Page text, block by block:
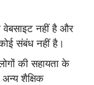
वेबसाइट नहीं है और
संबंध नहीं है।
की सहायता के
शैक्षिक